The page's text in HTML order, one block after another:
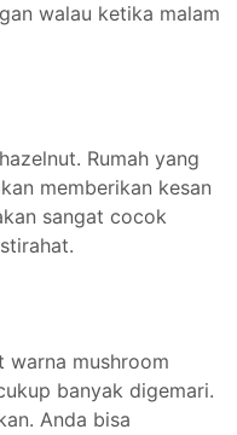
walau ketika malam
Rumah yang
memberikan kesan
sangat cocok
warna mushroom
banyak digemari.
Anda bisa